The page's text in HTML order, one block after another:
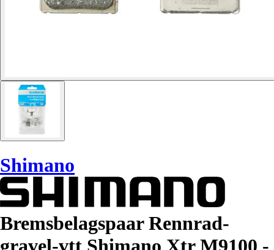
Shimano
Bremsbelagspaar Rennrad-